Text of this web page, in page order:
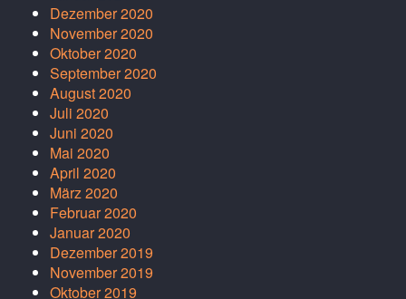
Dezember 2020
November 2020
Oktober 2020
September 2020
August 2020
Juli 2020
Juni 2020
Mai 2020
April 2020
März 2020
Februar 2020
Januar 2020
Dezember 2019
November 2019
Oktober 2019